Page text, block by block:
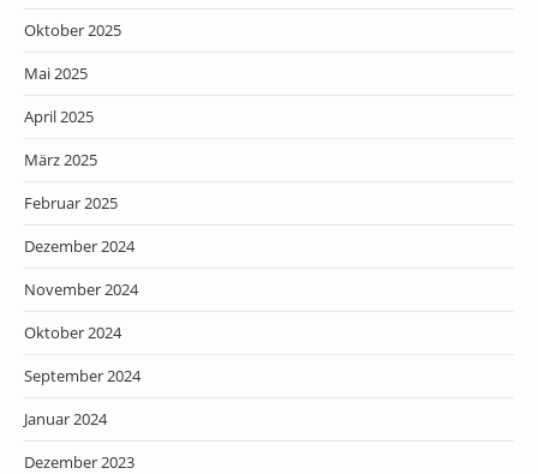
Oktober 2025
Mai 2025
April 2025
März 2025
Februar 2025
Dezember 2024
November 2024
Oktober 2024
September 2024
Januar 2024
Dezember 2023